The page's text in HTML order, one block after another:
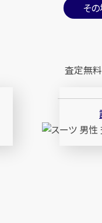
そ
査定無